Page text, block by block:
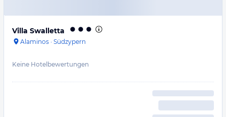
Villa Swalletta
Alaminos · Südzypern
Keine Hotelbewertungen